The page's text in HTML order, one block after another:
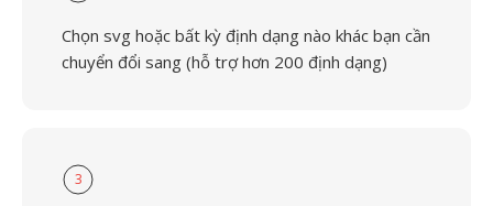
Chọn svg hoặc bất kỳ định dạng nào khác bạn cần
chuyển đổi sang (hỗ trợ hơn 200 định dạng)
3